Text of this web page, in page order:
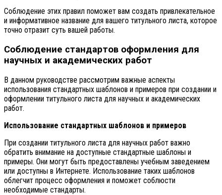
Соблюдение этих правил поможет вам создать привлекательное
и информативное название для вашего титульного листа, которое
точно отразит суть вашей работы.
Соблюдение стандартов оформления для
научных и академических работ
В данном руководстве рассмотрим важные аспекты
использования стандартных шаблонов и примеров при создании и
оформлении титульного листа для научных и академических
работ.
Использование стандартных шаблонов и примеров
При создании титульного листа для научных работ важно
обратить внимание на доступные стандартные шаблоны и
примеры. Они могут быть предоставлены учебным заведением
или доступны в Интернете. Использование таких шаблонов
облегчит процесс оформления и поможет соблюсти
необходимые стандарты.